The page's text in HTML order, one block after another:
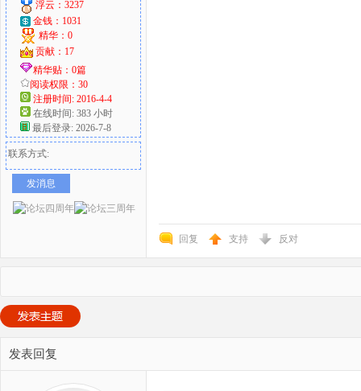
浮云：3237
金钱：1031
精华：0
贡献：17
精华贴：0篇
阅读权限：30
注册时间: 2016-4-4
在线时间: 383 小时
最后登录: 2026-7-8
联系方式:
发消息
回复 支持 反对
发表回复